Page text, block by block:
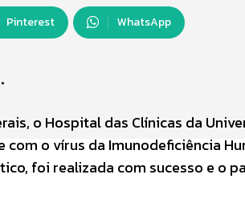
Pinterest WhatsApp
o Hospital das Clínicas da
o vírus da Imunodeficiência
foi realizada com sucesso e o